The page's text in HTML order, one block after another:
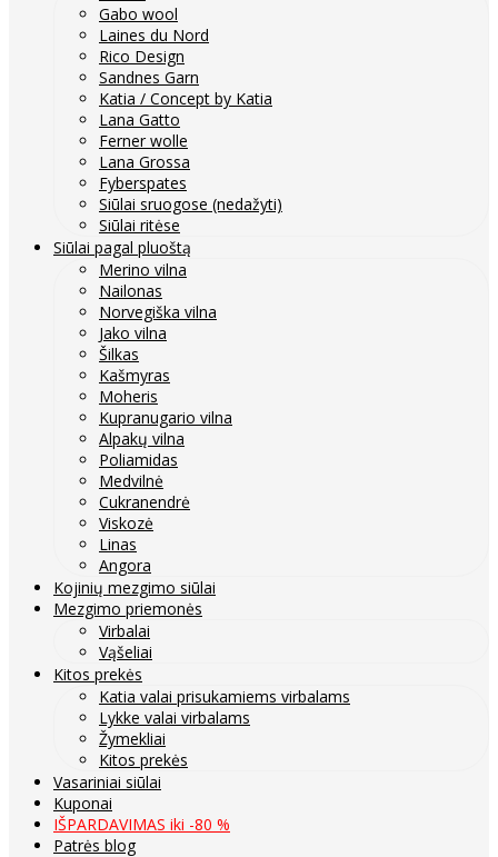
Gabo wool
Laines du Nord
Rico Design
Sandnes Garn
Katia / Concept by Katia
Lana Gatto
Ferner wolle
Lana Grossa
Fyberspates
Siūlai sruogose (nedažyti)
Siūlai ritėse
Siūlai pagal pluoštą
Merino vilna
Nailonas
Norvegiška vilna
Jako vilna
Šilkas
Kašmyras
Moheris
Kupranugario vilna
Alpakų vilna
Poliamidas
Medvilnė
Cukranendrė
Viskozė
Linas
Angora
Kojinių mezgimo siūlai
Mezgimo priemonės
Virbalai
Vąšeliai
Kitos prekės
Katia valai prisukamiems virbalams
Lykke valai virbalams
Žymekliai
Kitos prekės
Vasariniai siūlai
Kuponai
IŠPARDAVIMAS iki -80 %
Patrės blog